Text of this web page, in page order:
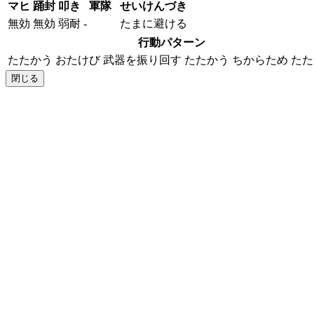
マヒ 踊封 叩き 軍隊
せいけんづき
無効 無効 弱耐 -
たまに避ける
行動パターン
たたかう おたけび 武器を振り回す たたかう ちからため た
閉じる